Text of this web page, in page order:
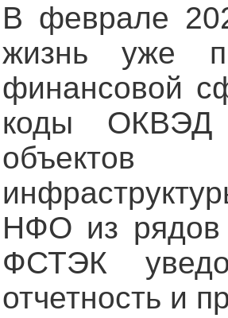
В феврале
жизнь уже
финансовой
коды ОКВЭД
объектов
НФО из рядов
ФСТЭК
отчетность и